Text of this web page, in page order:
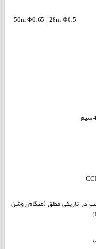
در تاریکی مطلق (هنگام روشن